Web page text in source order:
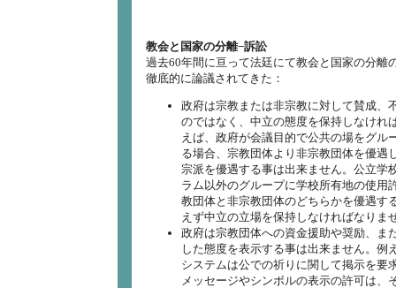
教会と国家の分離−訴訟
過去60年間に亘って法廷にて教会と国家の分離
徹底的に論議されてきた：
政府は宗教または非宗教に対して賛成、
のではなく、中立の態度を保持しなけれ
えば、政府が会議目的で公共の場をグル
る場合、宗教団体より非宗教団体を優遇
宗派を優遇する事は出来ません。公立学
ラム以外のグループに学校所有地の使用
教団体と非宗教団体のどちらかを優遇す
えず中立の立場を保持しなければな
政府は宗教団体への資金援助や奨励、ま
した態度を表示する事は出来ません。例
システムは公での祈りに関して掲示を要
メッセージやシンボルの表示の許可は、